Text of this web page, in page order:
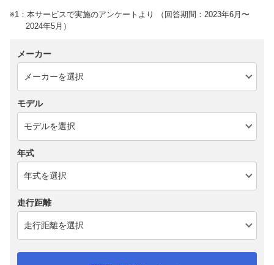
※1：本サービスで実施のアンケートより （回答期間：2023年6月〜
2024年5月）
メーカー
モデル
年式
走行距離